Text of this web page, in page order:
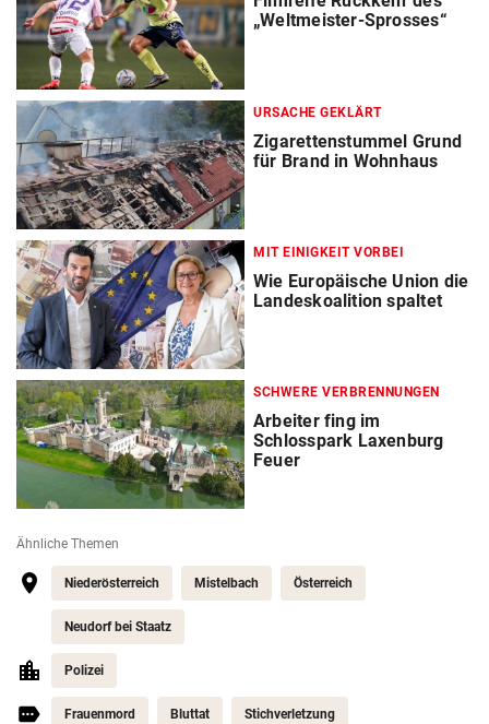
„Weltmeister-Sprosses“
URSACHE GEKLÄRT
Zigarettenstummel Grund
für Brand in Wohnhaus
MIT EINIGKEIT VORBEI
Wie Europäische Union die
Landeskoalition spaltet
SCHWERE VERBRENNUNGEN
Arbeiter fing im
Schlosspark Laxenburg
Feuer
Ähnliche Themen
Niederösterreich Mistelbach Österreich
Neudorf bei Staatz
Polizei
Frauenmord Bluttat Stichverletzung